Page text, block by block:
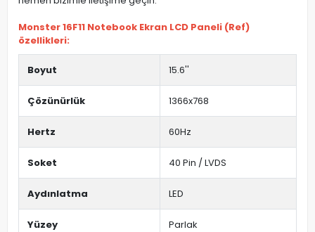
Monster 16F11 Notebook Ekran LCD Paneli (Ref)
özellikleri:
Boyut 15.6''
Çözünürlük 1366x768
Hertz 60Hz
Soket 40 Pin / LVDS
Aydınlatma LED
Yüzey Parlak